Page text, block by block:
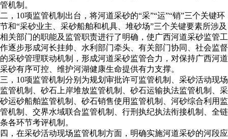
管机制。
二，10项监管机制出台，将河道采砂的“采”“运”“销”三个关键环
节和“采砂业主、采砂船舶和机具、堆砂场”三个关键要素所涉及
相关部门的职能及监管职责进行了明确，使广西河道采砂监管工
作逐步形成河长挂帅、水利部门牵头、有关部门协同、社会监督
的采砂管理联动机制，形成河道采砂监管合力，对保持广西河道
采砂有序可控、维护河湖健康生命提供有力支撑。
三，10项监管机制分别为规划审批许可监管机制、采砂活动现场
监管机制、砂石上岸堆放监管机制、砂石运输执法监管机制、采
砂运砂船舶监管机制、砂石销售使用监管机制、河砂综合利用监
管机制、交界水域联合监管机制、行刑执纪执法衔接机制、全链
条各环节考评机制。
四，在采砂活动现场监管机制方面，明确实施河道采砂的河段应